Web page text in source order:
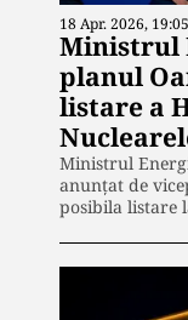
18 Apr. 2026, 19:05
Ministrul
planul
listare a
Ministrul
anunțat de
posibila listare